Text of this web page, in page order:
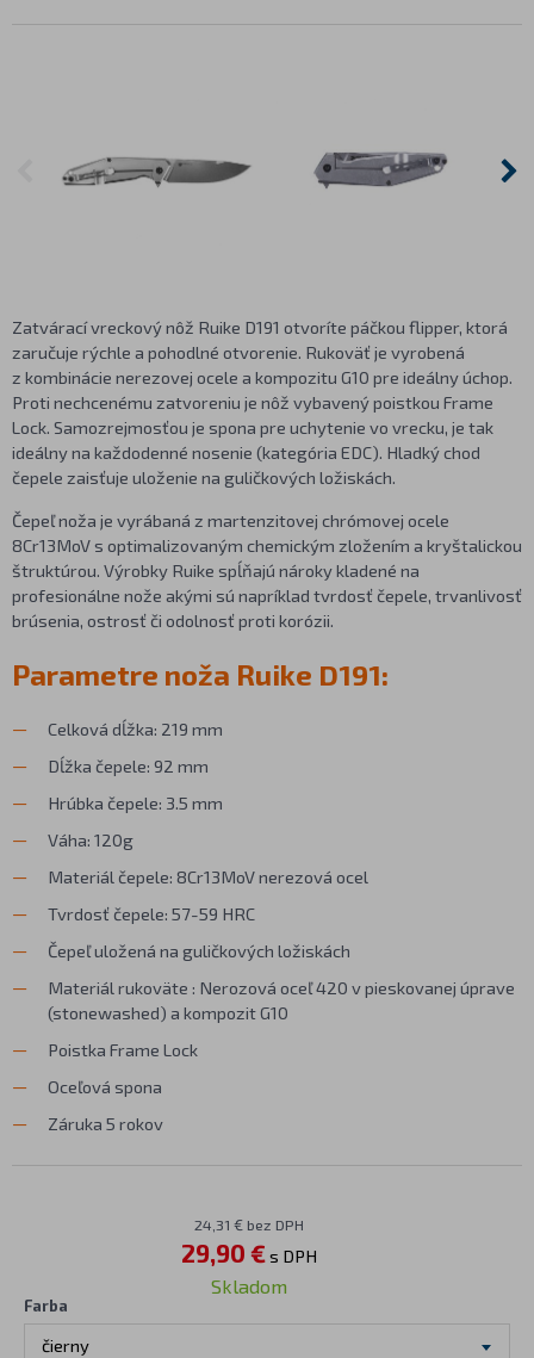
Zatvárací vreckový nôž Ruike D191 otvoríte páčkou flipper, ktorá
zaručuje rýchle a pohodlné otvorenie. Rukoväť je vyrobená
z kombinácie nerezovej ocele a kompozitu G10 pre ideálny úchop.
Proti nechcenému zatvoreniu je nôž vybavený poistkou Frame
Lock. Samozrejmosťou je spona pre uchytenie vo vrecku, je tak
ideálny na každodenné nosenie (kategória EDC). Hladký chod
čepele zaisťuje uloženie na guličkových ložiskách.
Čepeľ noža je vyrábaná z martenzitovej chrómovej ocele
8Cr13MoV s optimalizovaným chemickým zložením a kryštalickou
štruktúrou. Výrobky Ruike spĺňajú nároky kladené na
profesionálne nože akými sú napríklad tvrdosť čepele, trvanlivosť
brúsenia, ostrosť či odolnosť proti korózii.
Parametre noža Ruike D191:
Celková dĺžka: 219 mm
Dĺžka čepele: 92 mm
Hrúbka čepele: 3.5 mm
Váha: 120g
Materiál čepele: 8Cr13MoV nerezová ocel
Tvrdosť čepele: 57-59 HRC
Čepeľ uložená na guličkových ložiskách
Materiál rukoväte : Nerozová oceľ 420 v pieskovanej úprave
(stonewashed) a kompozit G10
Poistka Frame Lock
Oceľová spona
Záruka 5 rokov
24,31 € bez DPH
29,90 €s DPH
Skladom
Farba
čierny